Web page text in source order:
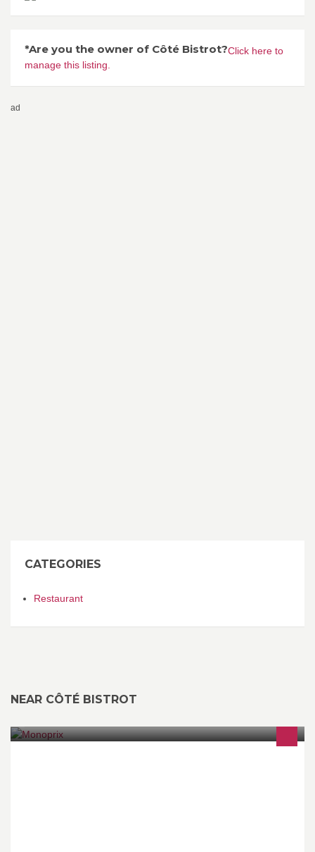
*Are you the owner of Côté Bistrot?Click here to
manage this listing.
ad
CATEGORIES
Restaurant
NEAR CÔTÉ BISTROT